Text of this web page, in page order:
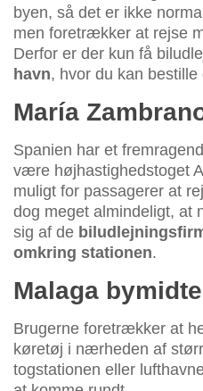
byen, så det er ikke
men foretrækker at rejse
Derfor er der kun få
havn, hvor du kan bestille
María
Spanien har et
være højhastighedstoget
muligt for passagerer at
dog meget almindeligt, at
sig af de
omkring stationen.
Malaga bymidte
Brugerne foretrækker at
køretøj i nærheden af
togstationen eller